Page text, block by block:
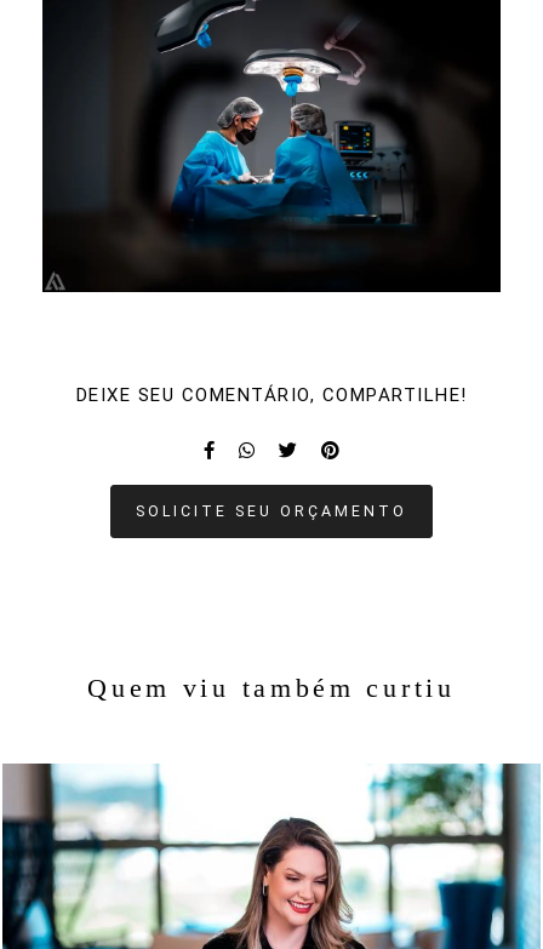
DEIXE SEU COMENTÁRIO, COMPARTILHE!
SOLICITE SEU ORÇAMENTO
Quem viu também curtiu